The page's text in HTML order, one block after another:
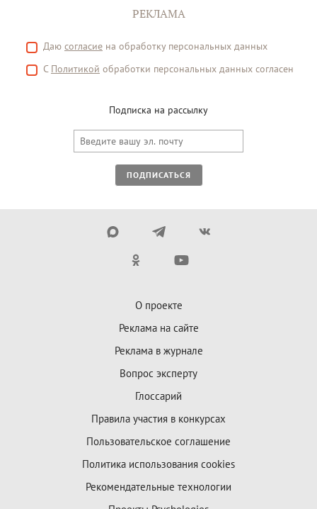
РЕКЛАМА
Даю согласие на обработку персональных данных
С Политикой обработки персональных данных согласен
Подписка на рассылку
ПОДПИСАТЬСЯ
О проекте
Реклама на сайте
Реклама в журнале
Вопрос эксперту
Глоссарий
Правила участия в конкурсах
Пользовательское соглашение
Политика использования cookies
Рекомендательные технологии